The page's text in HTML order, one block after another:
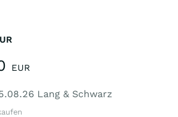
EUR
Lang & Schwarz